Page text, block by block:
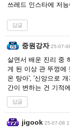
쓰레드 인스타에 저
답글
중원강자 25-07-
살면서 배운 진리 중
게 된 이상 관 뚜껑에
온 탕아', '신앙으로
간이 변하는 건 기적
답글
jigook 25-07-08